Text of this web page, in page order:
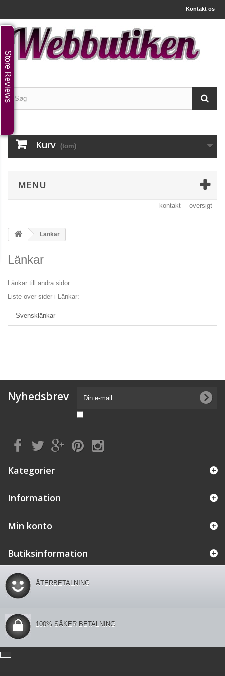
Kontakt os
Kurv (tom)
MENU
kontakt oversigt
Länkar
Länkar
Länkar till andra sidor
Liste over sider i Länkar:
Svensklänkar
Nyhedsbrev
Kategorier
Information
Min konto
Butiksinformation
ÅTERBETALNING
100% SÄKER BETALNING
Store Reviews